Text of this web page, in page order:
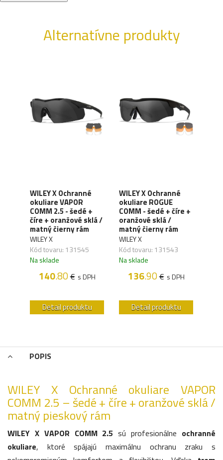
Alternatívne produkty
WILEY X Ochranné
okuliare VAPOR
COMM 2.5 - šedé +
číre + oranžové sklá /
matný čierny rám
WILEY X
Kód tovaru: 131545
Na sklade
140.80€ s DPH
Detail produktu
WILEY X Ochranné
okuliare ROGUE
COMM - šedé + číre +
oranžové sklá /
matný čierny rám
WILEY X
Kód tovaru: 131543
Na sklade
136.90€ s DPH
Detail produktu
POPIS
WILEY X Ochranné okuliare VAPOR
COMM 2.5 – šedé + číre + oranžové sklá /
matný pieskový rám
WILEY X VAPOR COMM 2.5 sú profesionálne ochranné
okuliare, ktoré spájajú maximálnu ochranu zraku s